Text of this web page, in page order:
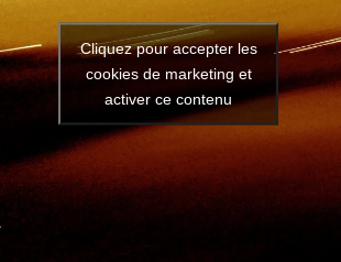
Cliquez pour accepter les
cookies de marketing et
activer ce contenu